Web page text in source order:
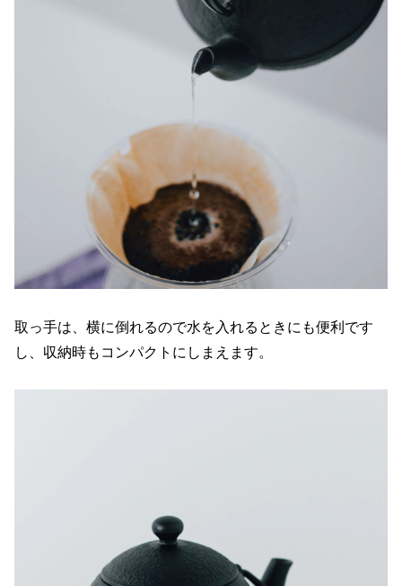
取っ手は、横に倒れるので水を入れるときにも便利です
し、収納時もコンパクトにしまえます。